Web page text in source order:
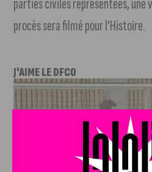
parties civiles représentées, une
procès sera filmé pour l’Histoire.
J'AIME LE DFCO